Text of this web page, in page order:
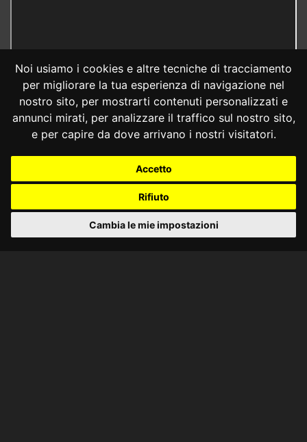
Noi usiamo i cookies e altre tecniche di tracciamento
per migliorare la tua esperienza di navigazione nel
nostro sito, per mostrarti contenuti personalizzati e
annunci mirati, per analizzare il traffico sul nostro sito,
e per capire da dove arrivano i nostri visitatori.
Accetto
Rifiuto
Cambia le mie impostazioni